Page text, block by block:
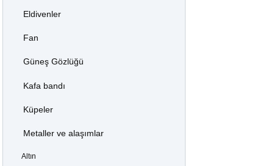
Eldivenler
Fan
Güneş Gözlüğü
Kafa bandı
Küpeler
Metaller ve alaşımlar
Altın